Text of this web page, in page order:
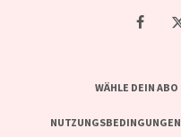
WÄHLE DEIN ABO
NUTZUNGSBEDINGUNGEN